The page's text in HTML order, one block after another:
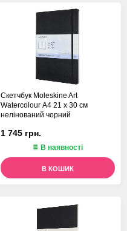
Скетчбук Moleskine Art
Watercolour А4 21 х 30 см
нелінований чорний
1 745 грн.
В наявності
В КОШИК